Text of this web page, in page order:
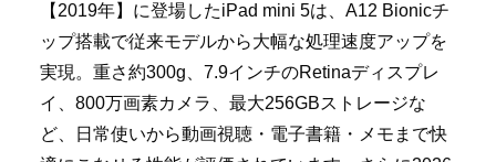
【2019年】に登場したiPad mini 5は、A12 Bionicチ
ップ搭載で従来モデルから大幅な処理速度アップを
実現。重さ約300g、7.9インチのRetinaディスプレ
イ、800万画素カメラ、最大256GBストレージな
ど、日常使いから動画視聴・電子書籍・メモまで快